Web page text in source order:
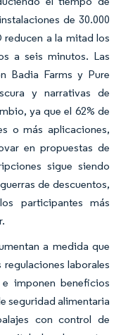
de 30.000
a la mitad los
a seis minutos. Las
Badia Farms y Pure
y narrativas de
ya que el 62% de
o más aplicaciones,
en propuestas de
sigue siendo
de descuentos,
participantes más
a medida que
laborales
imponen beneficios
seguridad alimentaria
con control de